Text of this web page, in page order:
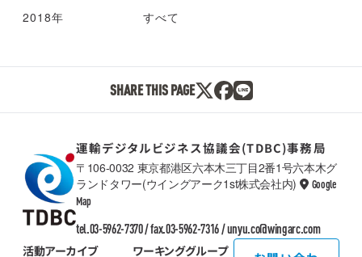
2018年
すべて
SHARE THIS PAGE
TDBC
運輸デジタルビジネス協議会(TDBC)事務局
〒106-0032 東京都港区六本木三丁目2番1号六本木グ
ランドタワー(ウイングアーク1st株式会社内)
Google
Map
tel.03-5962-7370 / fax.03-5962-7316 /unyu.co@wingarc.com
活動アーカイブ ワーキンググループ